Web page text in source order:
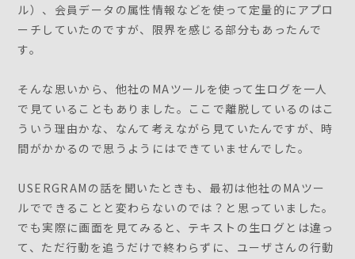
ル）、会員データの属性情報などを使って定量的にアプロ
ーチしていたのですが、限界を感じる部分もあったんで
す。
そんな思いから、他社のMAツールを使って生ログを一人
で見ていることもありました。ここで離脱しているのはこ
ういう理由かな、なんて考えながら見ていたんですが、時
間がかかるので思うようにはできていませんでした。
USERGRAMの話を聞いたときも、最初は他社のMAツー
ルでできることと変わらないのでは？と思っていました。
でも実際に画面を見てみると、テキストの生ログとは違っ
て、ただ行動を追うだけで終わらずに、ユーザさんの行動